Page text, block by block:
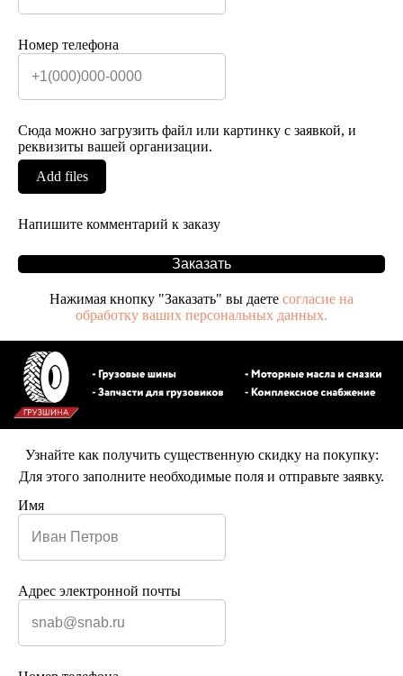
Номер телефона
Сюда можно загрузить файл или картинку с заявкой, и
реквизиты вашей организации.
Add files
Напишите комментарий к заказу
Заказать
Нажимая кнопку "Заказать" вы даете согласие на
обработку ваших персональных данных.
Узнайте как получить существенную скидку на покупку:
Для этого заполните необходимые поля и отправьте заявку.
Имя
Адрес электронной почты